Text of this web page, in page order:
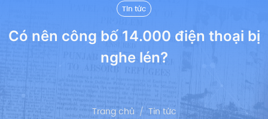
Tin tức
Có nên công bố 14.000 điện thoại bị
nghe lén?
Trang chủ Tin tức